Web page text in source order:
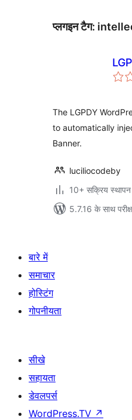
प्लगइन टैग:
The LGPDY
to automatically
Banner.
luciliocodeby
10+ सक्रिय स्थापन
5.7.16 के साथ
बारे में
समाचार
होस्टिंग
गोपनीयता
सीखे
सहायता
डेवलपर्स
WordPress.TV ↗